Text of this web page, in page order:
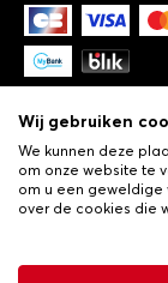
Algemene
Wij gebruiken
We kunnen deze
om onze website te
om u een geweldige
over de cookies die